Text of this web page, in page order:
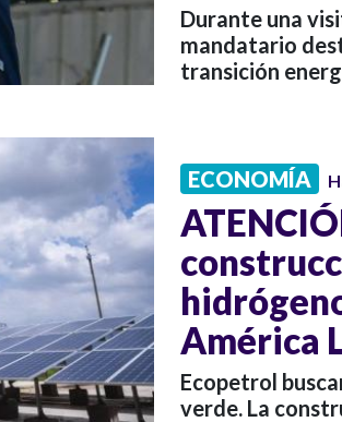
Durante una
mandatario
transición
ECONOMÍA
América
Ecopetrol
verde. La